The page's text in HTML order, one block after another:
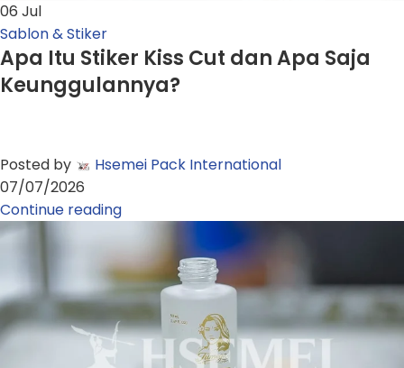
06 Jul
Sablon & Stiker
Apa Itu Stiker Kiss Cut dan Apa Saja
Keunggulannya?
Posted by
Hsemei Pack International
07/07/2026
Continue reading